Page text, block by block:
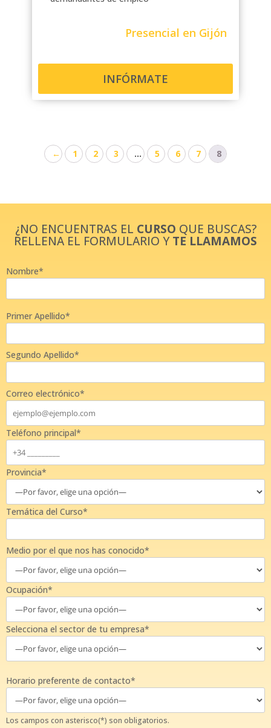
Presencial en Gijón
INFÓRMATE
← 1 2 3 … 5 6 7 8
¿NO ENCUENTRAS EL CURSO QUE BUSCAS?
RELLENA EL FORMULARIO YTE LLAMAMOS
Nombre*
Primer Apellido*
Segundo Apellido*
Correo electrónico*
Teléfono principal*
Provincia*
Temática del Curso*
Medio por el que nos has conocido*
Ocupación*
Selecciona el sector de tu empresa*
Horario preferente de contacto*
Los campos con asterisco(*) son obligatorios.